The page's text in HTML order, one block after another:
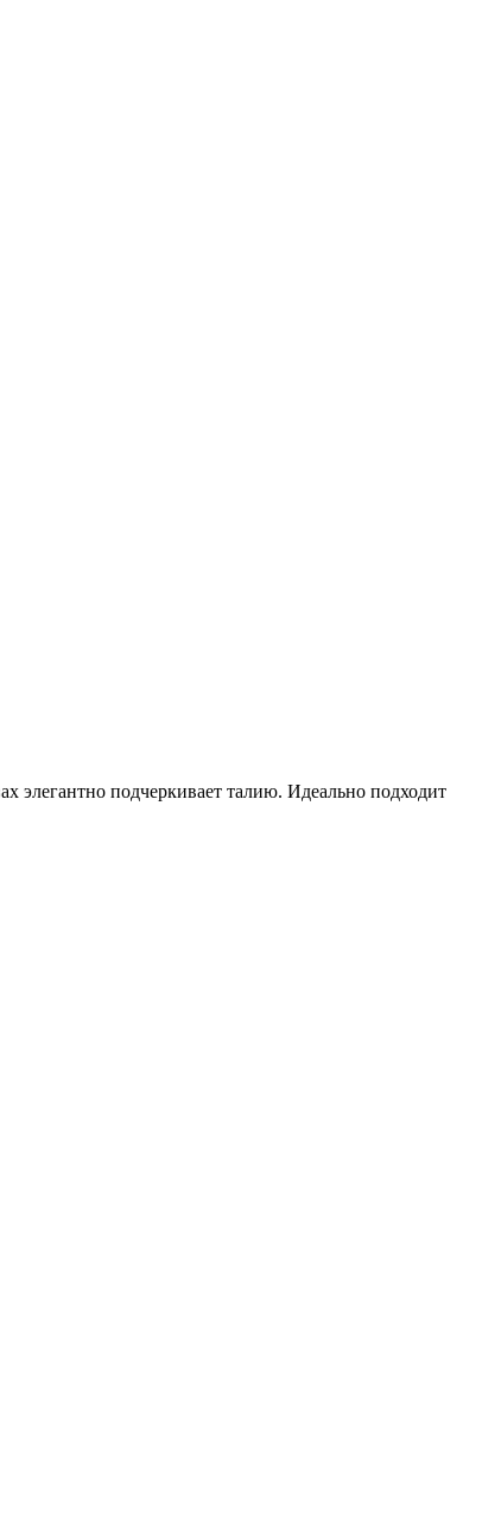
элегантно подчеркивает талию. Идеально подходит